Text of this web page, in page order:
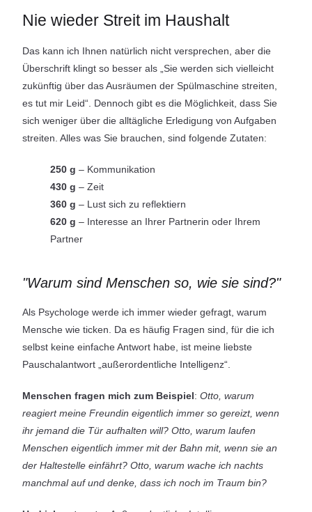
Nie wieder Streit im Haushalt
Das kann ich Ihnen natürlich nicht versprechen, aber die
Überschrift klingt so besser als „Sie werden sich vielleicht
zukünftig über das Ausräumen der Spülmaschine streiten,
es tut mir Leid“. Dennoch gibt es die Möglichkeit, dass Sie
sich weniger über die alltägliche Erledigung von Aufgaben
streiten. Alles was Sie brauchen, sind folgende Zutaten:
250 g – Kommunikation
430 g– Zeit
360 g – Lust sich zu reflektiern
620 g– Interesse an Ihrer Partnerin oder Ihrem
Partner
"Warum sind Menschen so, wie sie sind?"
Als Psychologe werde ich immer wieder gefragt, warum
Mensche wie ticken. Da es häufig Fragen sind, für die ich
selbst keine einfache Antwort habe, ist meine liebste
Pauschalantwort „außerordentliche Intelligenz“.
Menschen fragen mich zum Beispiel:Otto, warum
reagiert meine Freundin eigentlich immer so gereizt, wenn
ihr jemand die Tür aufhalten will? Otto, warum laufen
Menschen eigentlich immer mit der Bahn mit, wenn sie an
der Haltestelle einfährt? Otto, warum wache ich nachts
manchmal auf und denke, dass ich noch im Traum bin?